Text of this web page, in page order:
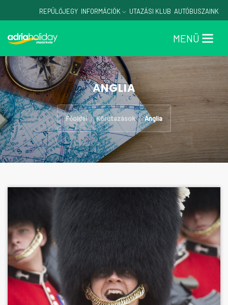
REPÜLŐJEGY INFORMÁCIÓK UTAZÁSI KLUB AUTÓBUSZAINK
MENÜ
ANGLIA
Főoldal / Körutazások / Anglia